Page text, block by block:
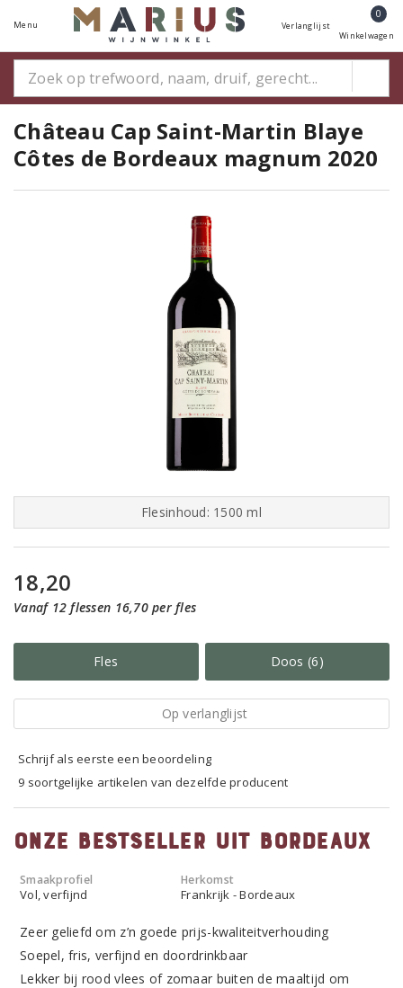
Menu Verlanglijst
0
Winkelwagen
Château Cap Saint-Martin Blaye
Côtes de Bordeaux magnum 2020
Flesinhoud: 1500 ml
18,20
Vanaf 12 flessen 16,70 per fles
Fles Doos (6)
Op verlanglijst
Schrijf als eerste een beoordeling
9 soortgelijke artikelen van dezelfde producent
Onze bestseller uit Bordeaux
Smaakprofiel
Vol, verfijnd
Herkomst
Frankrijk - Bordeaux
Zeer geliefd om z’n goede prijs-kwaliteitverhouding
Soepel, fris, verfijnd en doordrinkbaar
Lekker bij rood vlees of zomaar buiten de maaltijd om